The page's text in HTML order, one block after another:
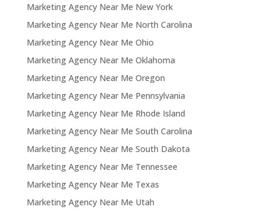
Marketing Agency Near Me New York
Marketing Agency Near Me North Carolina
Marketing Agency Near Me Ohio
Marketing Agency Near Me Oklahoma
Marketing Agency Near Me Oregon
Marketing Agency Near Me Pennsylvania
Marketing Agency Near Me Rhode Island
Marketing Agency Near Me South Carolina
Marketing Agency Near Me South Dakota
Marketing Agency Near Me Tennessee
Marketing Agency Near Me Texas
Marketing Agency Near Me Utah